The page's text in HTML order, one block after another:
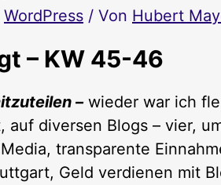
WordPress / Von Hubert
– KW 45-46
– wieder war ich
diversen Blogs – vier,
transparente
Geld verdienen mit